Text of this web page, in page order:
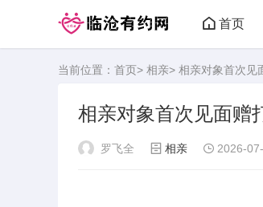
首页
当前位置： 首页> 相亲> 相亲对象首次见
相亲对象首次见面赠
罗飞全 相亲 2026-